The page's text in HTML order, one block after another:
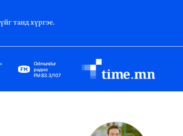
танд хүргэе.
Odmundur
радио
FM 83.3/107
Гадаад Харилцаа